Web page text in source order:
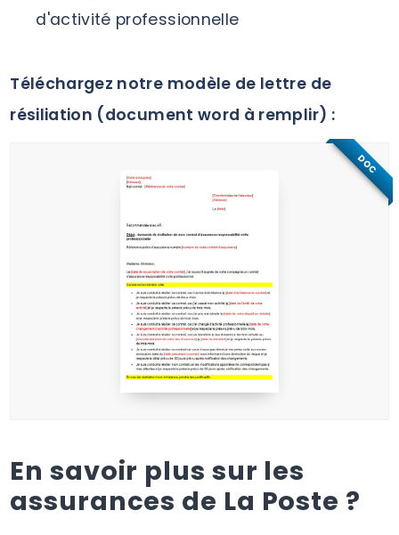
d'activité professionnelle
Téléchargez notre modèle de lettre de
résiliation (document word à remplir) :
DOC
En savoir plus sur les
assurances de La Poste ?